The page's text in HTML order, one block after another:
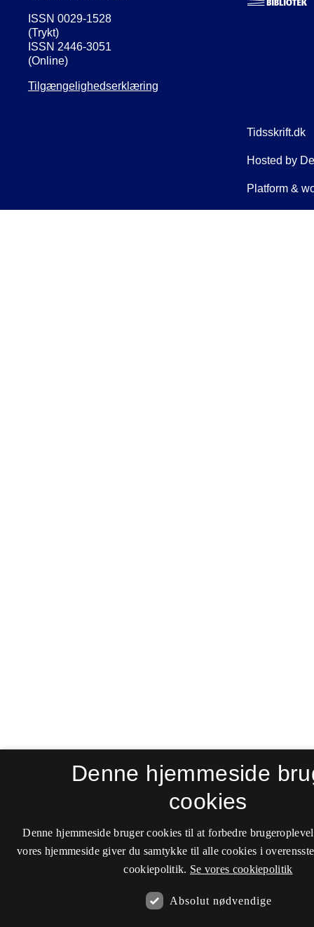
ISSN 0029-1528
(Trykt)
ISSN 2446-3051
(Online)
Tilgængelighedserklæring
Denne hjemmeside
cookies
Denne hjemmeside bruger cookies til at forbedre
vores hjemmeside giver du samtykke til alle cookies i
cookiepolitik. Se vores cookiepolitik
Absolut nødvendige